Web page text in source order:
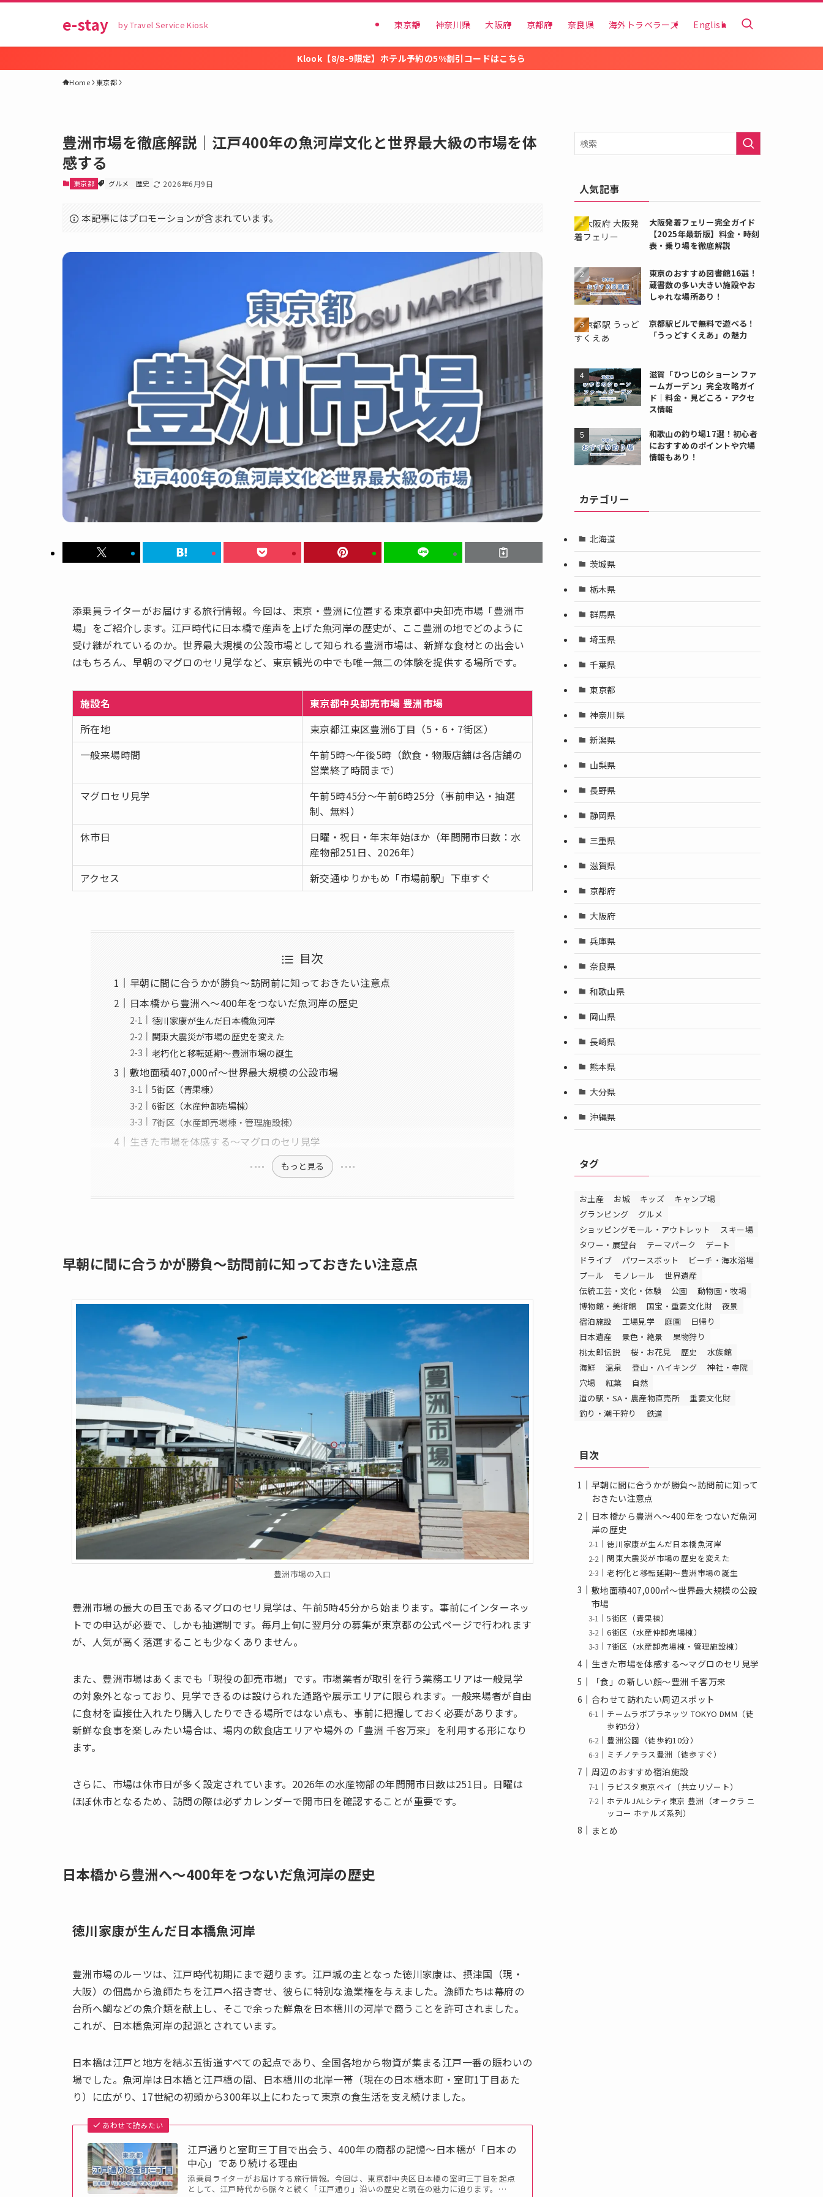
e-stay by Travel Service Kiosk 東京都 神奈川県 大阪府 京都府 奈良県 海外トラベラーズ English
Klook【8/8-9限定】ホテル予約の5%割引コードはこちら
Home 東京都
豊洲市場を徹底解説｜江戸400年の魚河岸文化と世界最大級の市場を体
感する
東京都 グルメ 歴史 2026年6月9日
本記事にはプロモーションが含まれています。
添乗員ライターがお届けする旅行情報。今回は、東京・豊洲に位置する東京都中央卸売市場「豊洲市
場」をご紹介します。江戸時代に日本橋で産声を上げた魚河岸の歴史が、ここ豊洲の地でどのように
受け継がれているのか。世界最大規模の公設市場として知られる豊洲市場は、新鮮な食材との出会い
はもちろん、早朝のマグロのセリ見学など、東京観光の中でも唯一無二の体験を提供する場所です。
施設名
東京都中央卸売市場 豊洲市場
所在地
東京都江東区豊洲6丁目（5・6・7街区）
一般来場時間
午前5時〜午後5時（飲食・物販店舗は各店舗の
営業終了時間まで）
マグロセリ見学
午前5時45分〜午前6時25分（事前申込・抽選
制、無料）
休市日
日曜・祝日・年末年始ほか（年間開市日数：水
産物部251日、2026年）
アクセス
新交通ゆりかもめ「市場前駅」下車すぐ
目次
早朝に間に合うかが勝負～訪問前に知っておきたい注意点
日本橋から豊洲へ～400年をつないだ魚河岸の歴史
徳川家康が生んだ日本橋魚河岸
関東大震災が市場の歴史を変えた
老朽化と移転延期～豊洲市場の誕生
敷地面積407,000㎡～世界最大規模の公設市場
5街区（青果棟）
6街区（水産仲卸売場棟）
7街区（水産卸売場棟・管理施設棟）
生きた市場を体感する～マグロのセリ見学
もっと見る
早朝に間に合うかが勝負～訪問前に知っておきたい注意点
豊洲市場の入口
豊洲市場の最大の目玉であるマグロのセリ見学は、午前5時45分から始まります。事前にインターネッ
トでの申込が必要で、しかも抽選制です。毎月上旬に翌月分の募集が東京都の公式ページで行われます
が、人気が高く落選することも少なくありません。
また、豊洲市場はあくまでも「現役の卸売市場」です。市場業者が取引を行う業務エリアは一般見学
の対象外となっており、見学できるのは設けられた通路や展示エリアに限られます。一般来場者が自由
に食材を直接仕入れたり購入したりできる場所ではない点も、事前に把握しておく必要があります。
新鮮な食事を楽しみたい場合は、場内の飲食店エリアや場外の「豊洲 千客万来」を利用する形になり
ます。
さらに、市場は休市日が多く設定されています。2026年の水産物部の年間開市日数は251日。日曜は
ほぼ休市となるため、訪問の際は必ずカレンダーで開市日を確認することが重要です。
日本橋から豊洲へ～400年をつないだ魚河岸の歴史
徳川家康が生んだ日本橋魚河岸
豊洲市場のルーツは、江戸時代初期にまで遡ります。江戸城の主となった徳川家康は、摂津国（現・
大阪）の佃島から漁師たちを江戸へ招き寄せ、彼らに特別な漁業権を与えました。漁師たちは幕府の
台所へ鯛などの魚介類を献上し、そこで余った鮮魚を日本橋川の河岸で商うことを許可されました。
これが、日本橋魚河岸の起源とされています。
日本橋は江戸と地方を結ぶ五街道すべての起点であり、全国各地から物資が集まる江戸一番の賑わいの
場でした。魚河岸は日本橋と江戸橋の間、日本橋川の北岸一帯（現在の日本橋本町・室町1丁目あた
り）に広がり、17世紀の初頭から300年以上にわたって東京の食生活を支え続けました。
あわせて読みたい
江戸通りと室町三丁目で出会う、400年の商都の記憶～日本橋が「日本の
中心」であり続ける理由
添乗員ライターがお届けする旅行情報。今回は、東京都中央区日本橋の室町三丁目を起点
として、江戸時代から脈々と続く「江戸通り」沿いの歴史と現在の魅力に迫ります。…
人気記事
大阪発着フェリー完全ガイド
【2025年最新版】料金・時刻
表・乗り場を徹底解説
東京のおすすめ図書館16選！
蔵書数の多い大きい施設やお
しゃれな場所あり！
京都駅ビルで無料で遊べる！
「うっどすくえあ」の魅力
滋賀「ひつじのショーン ファ
ームガーデン」完全攻略ガイ
ド｜料金・見どころ・アクセ
ス情報
和歌山の釣り場17選！初心者
におすすめのポイントや穴場
情報もあり！
カテゴリー
北海道
茨城県
栃木県
群馬県
埼玉県
千葉県
東京都
神奈川県
新潟県
山梨県
長野県
静岡県
三重県
滋賀県
京都府
大阪府
兵庫県
奈良県
和歌山県
岡山県
長崎県
熊本県
大分県
沖縄県
タグ
お土産 お城 キッズ
キャンプ場
グランピング
グルメ
ショッピングモール・アウトレット
スキー場
タワー・展望台
テーマパーク
デート
ドライブ
パワースポット
ビーチ・海水浴場
プール
モノレール
世界遺産
伝統工芸・文化・体験
公園
動物園・牧場
博物館・美術館
国宝・重要文化財
夜景
宿泊施設
工場見学 庭園
日帰り
日本遺産
景色・絶景
果物狩り
桃太郎伝説
桜・お花見 歴史
水族館
海鮮
温泉 登山・ハイキング
神社・寺院
穴場
紅葉
自然
道の駅・SA・農産物直売所
重要文化財
釣り・潮干狩り
鉄道
目次
早朝に間に合うかが勝負～訪問前に知って
おきたい注意点
日本橋から豊洲へ～400年をつないだ魚河
岸の歴史
徳川家康が生んだ日本橋魚河岸
関東大震災が市場の歴史を変えた
老朽化と移転延期～豊洲市場の誕生
敷地面積407,000㎡～世界最大規模の公設
市場
5街区（青果棟）
6街区（水産仲卸売場棟）
7街区（水産卸売場棟・管理施設棟）
生きた市場を体感する～マグロのセリ見学
「食」の新しい顔～豊洲 千客万来
合わせて訪れたい周辺スポット
チームラボプラネッツ TOKYO DMM（徒
歩約5分）
豊洲公園（徒歩約10分）
ミチノテラス豊洲（徒歩すぐ）
周辺のおすすめ宿泊施設
ラビスタ東京ベイ（共立リゾート）
ホテルJALシティ東京 豊洲（オークラ ニ
ッコー ホテルズ系列）
まとめ